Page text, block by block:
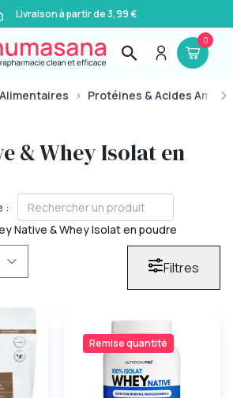
Livraison à partir de 3,99 €
0
› Protéines & Acides
& Whey Isolat en
:
Native & Whey Isolat en poudre
Filtres
Remise quantité